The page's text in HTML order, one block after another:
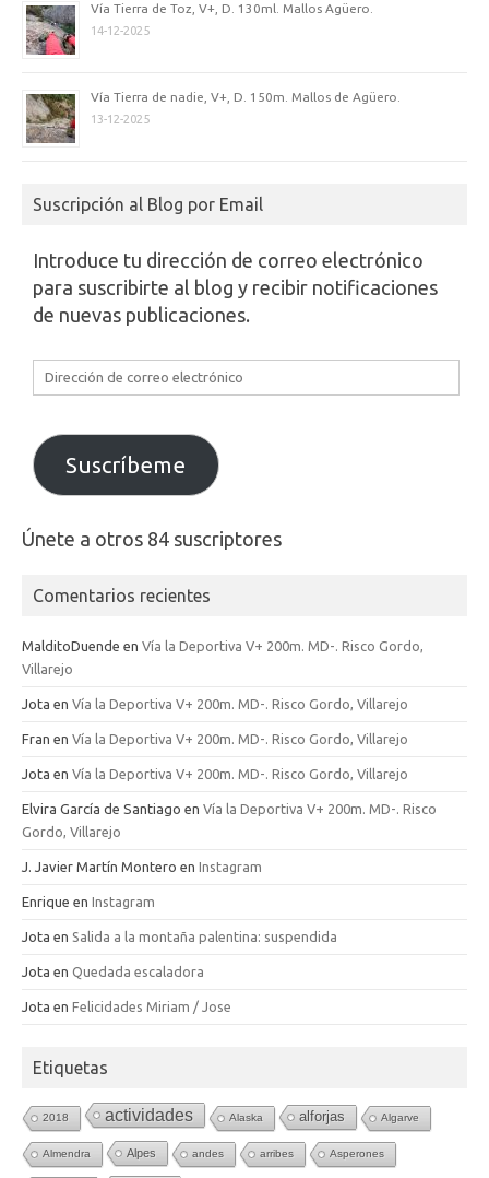
Vía Tierra de Toz, V+, D. 130ml. Mallos Agüero.
14-12-2025
Vía Tierra de nadie, V+, D. 150m. Mallos de Agüero.
13-12-2025
Suscripción al Blog por Email
Introduce tu dirección de correo electrónico
para suscribirte al blog y recibir notificaciones
de nuevas publicaciones.
Dirección
de
electrónico
Suscríbeme
Únete a otros 84 suscriptores
Comentarios recientes
MalditoDuende en Vía la Deportiva V+ 200m. MD-. Risco Gordo,
Villarejo
Jota en Vía la Deportiva V+ 200m. MD-. Risco Gordo, Villarejo
Fran en Vía la Deportiva V+ 200m. MD-. Risco Gordo, Villarejo
Jota en Vía la Deportiva V+ 200m. MD-. Risco Gordo, Villarejo
Elvira García de Santiago en Vía la Deportiva V+ 200m. MD-. Risco
Gordo, Villarejo
J. Javier Martín Montero en Instagram
Enrique en Instagram
Jota en Salida a la montaña palentina: suspendida
Jota en Quedada escaladora
Jota en Felicidades Miriam / Jose
Etiquetas
2018 actividades Alaska alforjas Algarve
Almendra Alpes andes arribes Asperones